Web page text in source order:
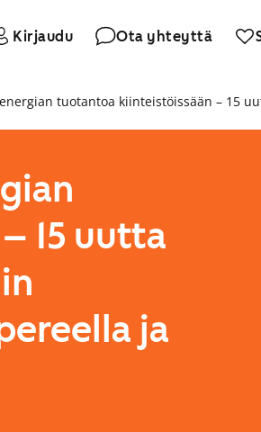
Kirjaudu Ota yhteyttä
15 uutta
ja